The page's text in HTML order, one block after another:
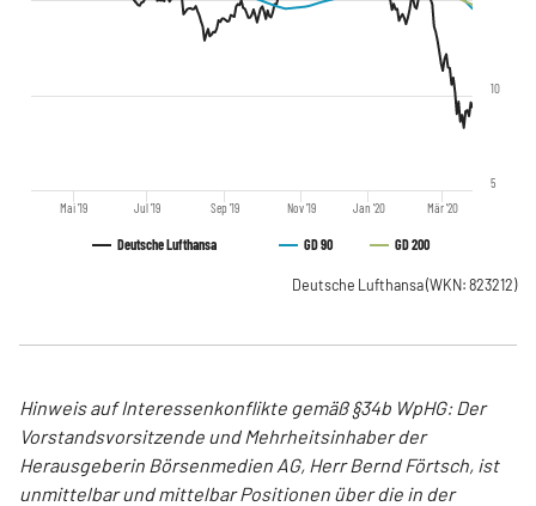
Deutsche Lufthansa GD 90 GD 200
Mai '19 Jul '19 Sep '19 Nov '19 Jan '20 Mär '20
5
10
Deutsche Lufthansa(WKN: 823212)
Hinweis auf Interessenkonflikte gemäß §34b WpHG: Der
Vorstandsvorsitzende und Mehrheitsinhaber der
Herausgeberin Börsenmedien AG, Herr Bernd Förtsch, ist
unmittelbar und mittelbar Positionen über die in der